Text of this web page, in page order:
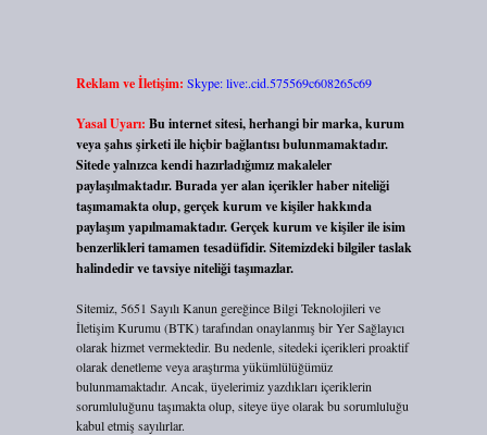
Reklam ve İletişim: Skype: live:.cid.575569c608265c69
Yasal Uyarı: Bu internet sitesi, herhangi bir marka, kurum
veya şahıs şirketi ile hiçbir bağlantısı bulunmamaktadır.
Sitede yalnızca kendi hazırladığımız makaleler
paylaşılmaktadır. Burada yer alan içerikler haber niteliği
taşımamakta olup, gerçek kurum ve kişiler hakkında
paylaşım yapılmamaktadır. Gerçek kurum ve kişiler ile isim
benzerlikleri tamamen tesadüfidir. Sitemizdeki bilgiler taslak
halindedir ve tavsiye niteliği taşımazlar.
Sitemiz, 5651 Sayılı Kanun gereğince Bilgi Teknolojileri ve
İletişim Kurumu (BTK) tarafından onaylanmış bir Yer Sağlayıcı
olarak hizmet vermektedir. Bu nedenle, sitedeki içerikleri proaktif
olarak denetleme veya araştırma yükümlülüğümüz
bulunmamaktadır. Ancak, üyelerimiz yazdıkları içeriklerin
sorumluluğunu taşımakta olup, siteye üye olarak bu sorumluluğu
kabul etmiş sayılırlar.